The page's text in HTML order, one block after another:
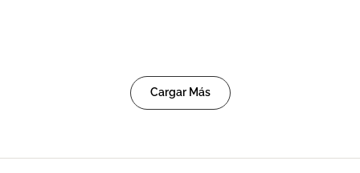
Cargar Más